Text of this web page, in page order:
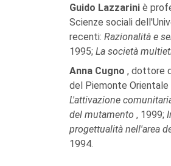
Guido Lazzarini è
Scienze sociali
recenti: Razionalità e
1995; La società
Anna Cugno , dottore
del Piemonte Orientale
L'attivazione
del mutamento , 1999;
progettualità nell'area
1994.